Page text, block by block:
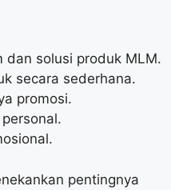
dan solusi produk MLM.
secara sederhana.
promosi.
pentingnya